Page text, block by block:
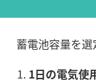
蓄電池容量を
1日の電気使